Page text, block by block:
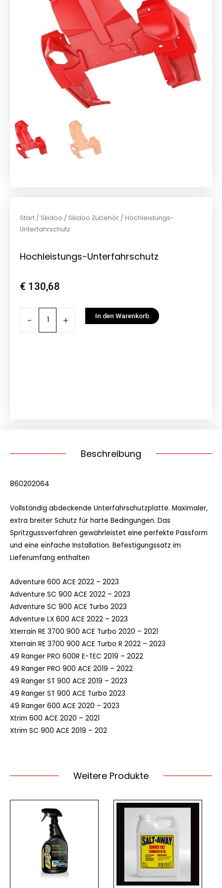
Start / Skidoo / Skidoo Zubehör / Hochleistungs-
Unterfahrschutz
Hochleistungs-Unterfahrschutz
€ 130,68
- + In den Warenkorb
Beschreibung
860202064
Vollständig abdeckende Unterfahrschutzplatte. Maximaler,
extra breiter Schutz für harte Bedingungen. Das
Spritzgussverfahren gewährleistet eine perfekte Passform
und eine einfache Installation. Befestigungssatz im
Lieferumfang enthalten
Adventure 600 ACE 2022 – 2023
Adventure SC 900 ACE 2022 – 2023
Adventure SC 900 ACE Turbo 2023
Adventure LX 600 ACE 2022 – 2023
Xterrain RE 3700 900 ACE Turbo 2020 – 2021
Xterrain RE 3700 900 ACE Turbo R 2022 – 2023
49 Ranger PRO 600R E-TEC 2019 – 2022
49 Ranger PRO 900 ACE 2019 – 2022
49 Ranger ST 900 ACE 2019 – 2023
49 Ranger ST 900 ACE Turbo 2023
49 Ranger 600 ACE 2020 – 2023
Xtrim 600 ACE 2020 – 2021
Xtrim SC 900 ACE 2019 – 202
Weitere Produkte